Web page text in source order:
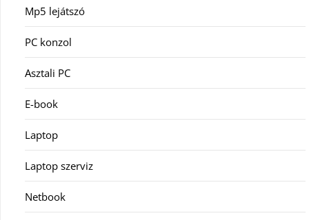
Mp5 lejátszó
PC konzol
Asztali PC
E-book
Laptop
Laptop szerviz
Netbook